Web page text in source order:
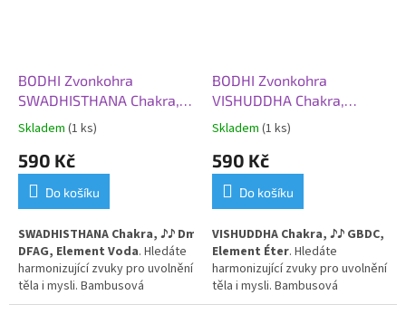
BODHI Zvonkohra
SWADHISTHANA Chakra,
bambus, ♪♪ Dm DFAG,
Skladem (1 ks)
590 Kč
Do košíku
SWADHISTHANA Chakra, ♪♪ Dm
DFAG, Element Voda. Hledáte
harmonizující zvuky pro uvolnění
těla i mysli. Bambusová
zvonkohra doladí vaši jógovou
BODHI Zvonkohra
VISHUDDHA Chakra,
bambus, ♪♪ GBDC, Éter
Skladem (1 ks)
590 Kč
Do košíku
VISHUDDHA Chakra, ♪♪ GBDC,
Element Éter. Hledáte
harmonizující zvuky pro uvolnění
těla i mysli. Bambusová
zvonkohra doladí vaši jógovou